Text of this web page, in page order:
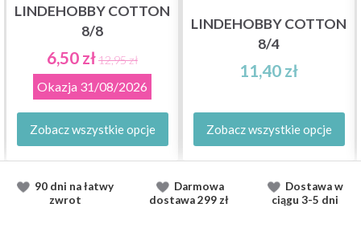
LINDEHOBBY COTTON
8/8
6,50 zł12,95 zł
Okazja 31/08/2026
Zobacz wszystkie opcje
LINDEHOBBY COTTON
8/4
11,40 zł
Zobacz wszystkie opcje
90 dni na łatwy
zwrot
Darmowa
dostawa299 zł
Dostawaw
ciągu 3-5 dni